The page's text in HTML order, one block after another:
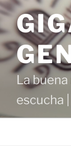
Saltar
contenido
La
escucha